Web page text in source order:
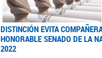
DISTINCIÓN EVITA
HONORABLE SENADO DE LA
2022